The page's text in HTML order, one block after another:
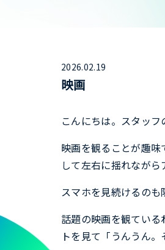
2026.02.19
映画
こんにちは。スタッフ
映画を観ることが趣
して左右に揺れなが
スマホを見続けるの
話題の映画を観てい
トを見て「うんうん